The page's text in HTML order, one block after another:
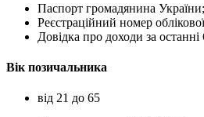
Паспорт громадянина України;
Реєстраційний номер
Довідка про доходи за останні
Вік позичальника
від 21 до 65